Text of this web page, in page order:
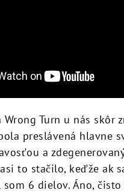
Turn u nás skôr
preslávená hlavne
a
to stačilo, keďže ak
6 dielov. Áno,